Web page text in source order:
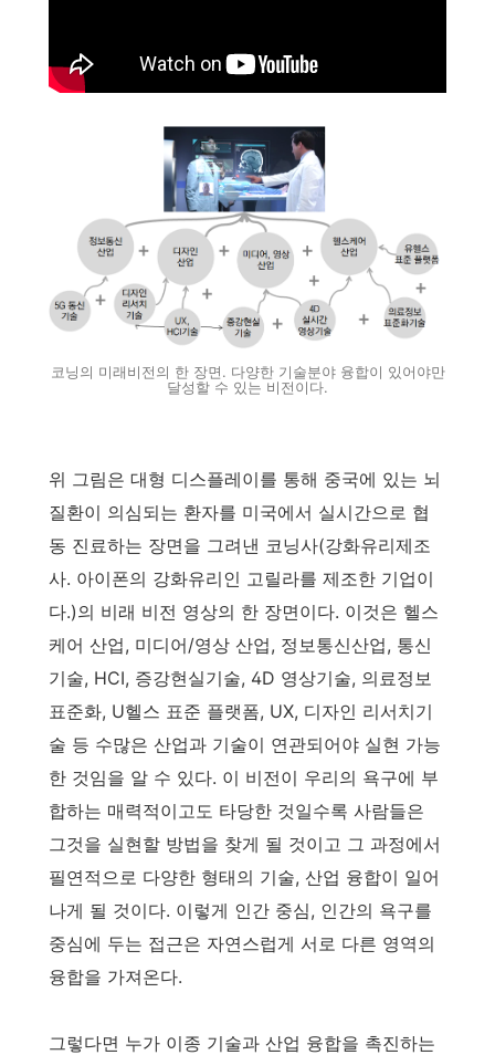
코닝의 미래비전의 한 장면. 다양한 기술분야 융합이 있어야만
달성할 수 있는 비전이다.
위 그림은 대형 디스플레이를 통해 중국에 있는 뇌
질환이 의심되는 환자를 미국에서 실시간으로 협
동 진료하는 장면을 그려낸 코닝사(강화유리제조
사. 아이폰의 강화유리인 고릴라를 제조한 기업이
다.)의 비래 비전 영상의 한 장면이다. 이것은 헬스
케어 산업, 미디어/영상 산업, 정보통신산업, 통신
기술, HCI, 증강현실기술, 4D 영상기술, 의료정보
표준화, U헬스 표준 플랫폼, UX, 디자인 리서치기
술 등 수많은 산업과 기술이 연관되어야 실현 가능
한 것임을 알 수 있다. 이 비전이 우리의 욕구에 부
합하는 매력적이고도 타당한 것일수록 사람들은
그것을 실현할 방법을 찾게 될 것이고 그 과정에서
필연적으로 다양한 형태의 기술, 산업 융합이 일어
나게 될 것이다. 이렇게 인간 중심, 인간의 욕구를
중심에 두는 접근은 자연스럽게 서로 다른 영역의
융합을 가져온다.
그렇다면 누가 이종 기술과 산업 융합을 촉진하는